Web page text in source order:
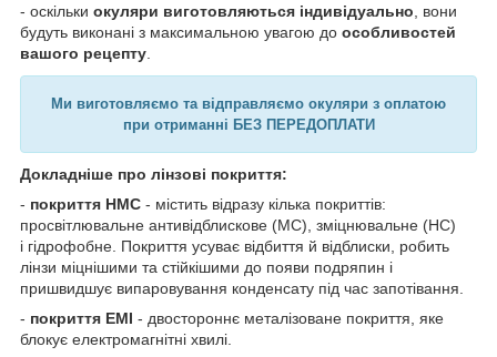
- оскільки окуляри виготовляються індивідуально , вони
будуть виконані з максимальною увагою до особливостей
вашого рецепту
Ми виготовляємо та відправляємо окуляри з оплатою
при отриманні БЕЗ ПЕРЕДОПЛАТИ
Докладніше про лінзові покриття:
- покриття HMC - містить відразу кілька покриттів:
просвітлювальне антивідблискове (MC), зміцнювальне (HC)
і гідрофобне. Покриття усуває відбиття й відблиски, робить
лінзи міцнішими та стійкішими до появи подряпин і
пришвидшує випаровування конденсату під час запотівання.
- покриття EMI - двостороннє металізоване покриття, яке
блокує електромагнітні хвилі.